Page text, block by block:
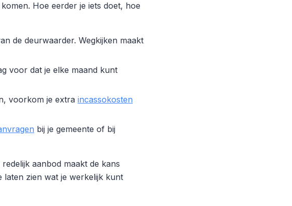
Hoe eerder je iets doet, hoe
de deurwaarder. Wegkijken maakt
voor dat je elke maand kunt
voorkom je extra incassokosten
bij je gemeente of bij
aanbod maakt de kans
laten zien wat je werkelijk kunt